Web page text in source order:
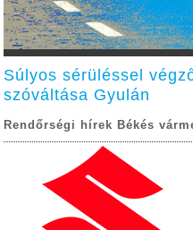
Súlyos sérüléssel
szóváltása Gyulán
Rendőrségi hírek Békés